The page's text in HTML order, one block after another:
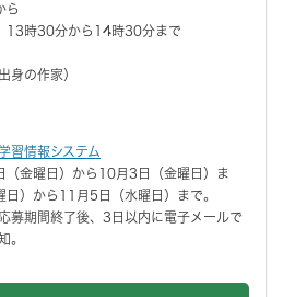
ら
13時30分から14時30分まで
身の作家）
習情報システム
（金曜日）から10月3日（金曜日）ま
）から11月5日（水曜日）まで。
募期間終了後、3日以内に電子メールで
。